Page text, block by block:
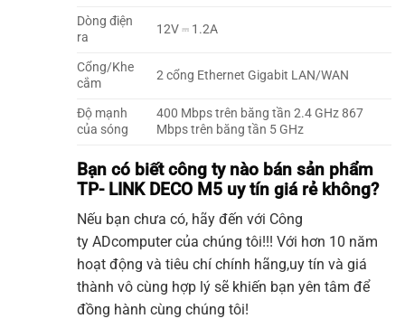
Dòng điện
ra
12V ⎓ 1.2A
Cổng/Khe
cắm
2 cổng Ethernet Gigabit LAN/WAN
Độ mạnh
của sóng
400 Mbps trên băng tần 2.4 GHz 867
Mbps trên băng tần 5 GHz
Bạn có biết công ty nào bán sản phẩm
TP- LINK DECO M5 uy tín giá rẻ không?
Nếu bạn chưa có, hãy đến với Công
ty ADcomputercủa chúng tôi!!! Với hơn 10 năm
hoạt động và tiêu chí chính hãng,uy tín và giá
thành vô cùng hợp lý sẽ khiến bạn yên tâm để
đồng hành cùng chúng tôi!